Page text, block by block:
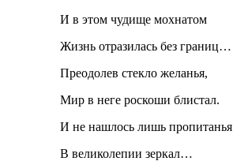
И в этом чудище мохнатом
Жизнь отразилась без границ…
Преодолев стекло желанья,
Мир в неге роскоши блистал.
И не нашлось лишь пропитанья
В великолепии зеркал…